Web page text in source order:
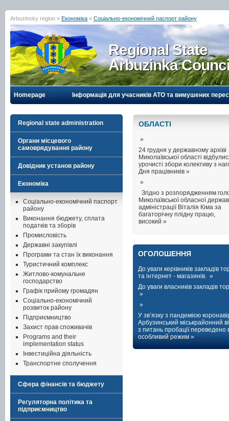
Arbuzinsky region » Економіка » Соціально-економічний паспорт району
Regional State
Arbuzinka
Homepage Інформація для учасників АТО та вимушених
Regional state administration
Органи місцевого
самоврядування району
Довідник установ району
Економіка
Соціально-економічний паспорт
району
Виконання бюджету, сплата
податків та зборів
Промисловість
Державні закупівлі
Програми та стан їх виконання
Туристичний комплекс
Житлово-комунальне
господарство
Графік прийому громадян
Соціально-економічний
розвиток району
Підприємництво
Захист прав споживачів
Programs and their
implementation status
Інвестиційна діяльність
Транспортне сполучення
Сфера фінансів та бюджету
Регуляторна політика та
підприємництво
ОБЛАСТI
»
24 грудня у державному архіві
Миколаївської області
урочисті збори колективу з
Дня працівників »
»
Згідно з розпорядженням
Миколаївської обласної
адміністрації Віталія Кіма за
багаторічну плідну працю,
високий »
ОГОЛОШЕННЯ
До уваги керівників закладів
та інтернет - магазинів. »
До уваги власників закладів
»
»
У зв’язку з пандемією
Арбузинський міськрайонний
з питань пробації переведено
особливий режим »